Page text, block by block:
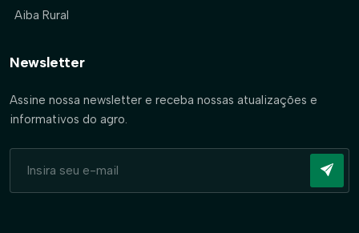
Aiba Rural
Newsletter
Assine nossa newsletter e receba nossas atualizações e
informativos do agro.